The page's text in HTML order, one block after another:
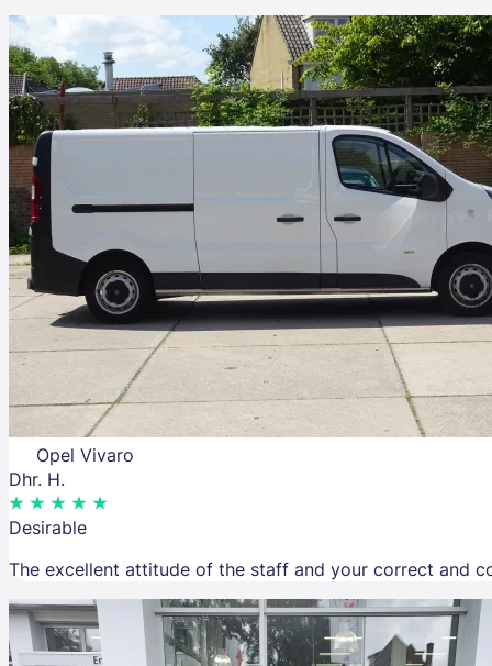
Opel Vivaro
Dhr. H.
Desirable
The excellent attitude of the staff and your correct and